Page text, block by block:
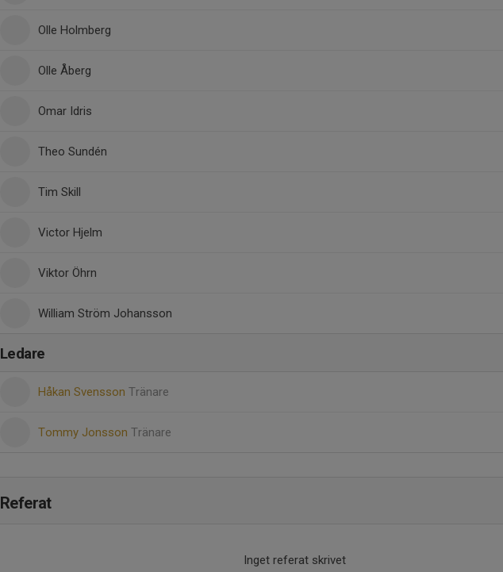
Olle Holmberg
Olle Åberg
Omar Idris
Theo Sundén
Tim Skill
Victor Hjelm
Viktor Öhrn
William Ström Johansson
Ledare
Håkan Svensson Tränare
Tommy Jonsson Tränare
Referat
Inget referat skrivet